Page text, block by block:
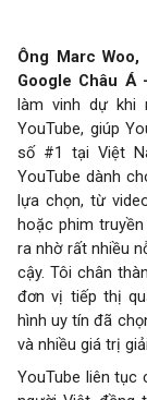
Ông Marc
Google Châu Á
làm vinh dự khi
YouTube, giúp
số #1 tại Việt
YouTube dành
lựa chọn, từ
hoặc phim
ra nhờ rất nhiều
cậy. Tôi chân
đơn vị tiếp thị
hình uy tín đã
và nhiều giá trị
YouTube liên tục